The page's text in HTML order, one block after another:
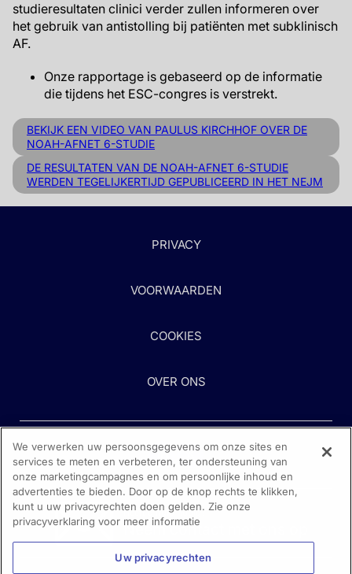
studieresultaten clinici verder zullen informeren over
het gebruik van antistolling bij patiënten met subklinisch
AF.
Onze rapportage is gebaseerd op de informatie
die tijdens het ESC-congres is verstrekt.
BEKIJK EEN VIDEO VAN PAULUS KIRCHHOF OVER DE
NOAH-AFNET 6-STUDIE
DE RESULTATEN VAN DE NOAH-AFNET 6-STUDIE
WERDEN TEGELIJKERTIJD GEPUBLICEERD IN HET NEJM
PRIVACY
VOORWAARDEN
COOKIES
OVER ONS
Heeft u hulp nodig?
Neem contact met ons op
We verwerken uw persoonsgegevens om onze sites en
services te meten en verbeteren, ter ondersteuning van
onze marketingcampagnes en om persoonlijke inhoud en
advertenties te bieden. Door op de knop rechts te klikken,
kunt u uw privacyrechten doen gelden. Zie onze
privacyverklaring voor meer informatie
Uw privacyrechten